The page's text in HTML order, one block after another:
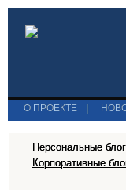
О ПРОЕКТЕ
Персональные
Корпоративные